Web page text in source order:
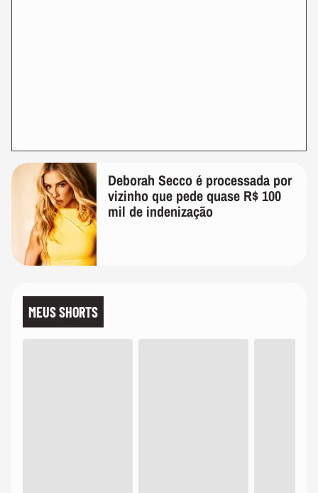
Deborah Secco é processada por
vizinho que pede quase R$ 100
mil de indenização
MEUS SHORTS